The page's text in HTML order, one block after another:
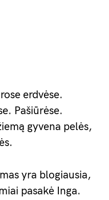
erdvėse.
Pašiūrėse.
gyvena pelės,
yra blogiausia,
pasakė Inga.